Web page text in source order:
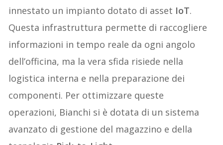
innestato un impianto dotato di asset IoT.
Questa infrastruttura permette di raccogliere
informazioni in tempo reale da ogni angolo
dell’officina, ma la vera sfida risiede nella
logistica interna e nella preparazione dei
componenti. Per ottimizzare queste
operazioni, Bianchi si è dotata di un sistema
avanzato di gestione del magazzino e della